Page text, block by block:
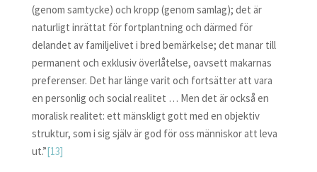
(genom samtycke) och kropp (genom samlag); det är
naturligt inrättat för fortplantning och därmed för
delandet av familjelivet i bred bemärkelse; det manar till
permanent och exklusiv överlåtelse, oavsett makarnas
preferenser. Det har länge varit och fortsätter att vara
en personlig och social realitet … Men det är också en
moralisk realitet: ett mänskligt gott med en objektiv
struktur, som i sig själv är god för oss människor att leva
ut.”[13]